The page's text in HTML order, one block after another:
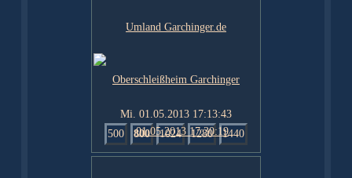
Mi. 01.05.2013 17:13:43
500
800 1024 1280 1440